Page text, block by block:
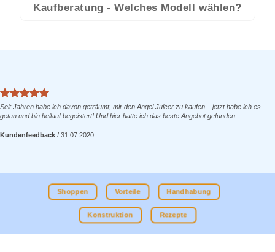
Kaufberatung - Welches Modell wählen?
Seit Jahren habe ich davon geträumt, mir den Angel Juicer zu kaufen – jetzt habe ich es
getan und bin hellauf begeistert! Und hier hatte ich das beste Angebot gefunden.
Kundenfeedback / 31.07.2020
Shoppen Vorteile Handhabung
Konstruktion Rezepte